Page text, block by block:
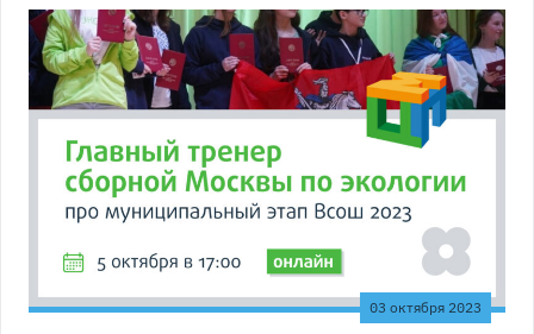
03 октября 2023